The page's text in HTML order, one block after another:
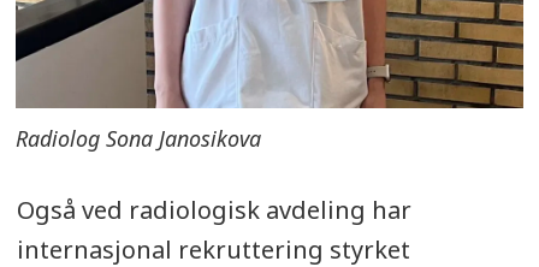
Radiolog Sona Janosikova
Også ved radiologisk avdeling har
internasjonal rekruttering styrket